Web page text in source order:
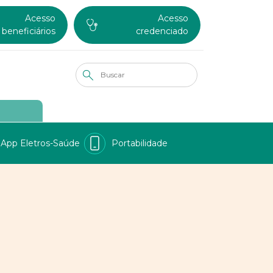
Acesso
beneficiários
Acesso
credenciado
App Eletros-Saúde Portabilidade